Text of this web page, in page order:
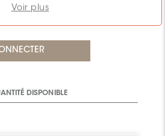
actuel épuisé.
au programme de stock.
confirmés si la quantité requise
restant. Les conditions de
les prix et la disponibilité,
Spécification à
Voir plus
DISPONIBLE